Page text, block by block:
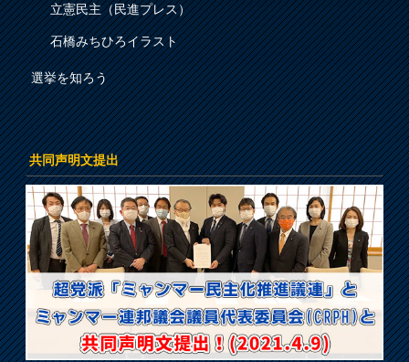
立憲民主（民進プレス）
石橋みちひろイラスト
選挙を知ろう
共同声明文提出